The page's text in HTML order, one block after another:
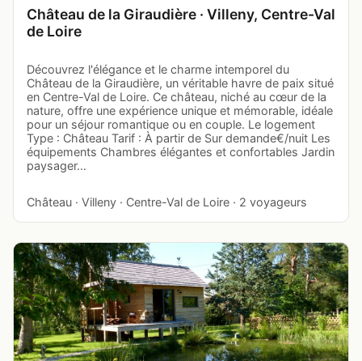
Château de la Giraudière · Villeny, Centre-Val
de Loire
Découvrez l'élégance et le charme intemporel du
Château de la Giraudière, un véritable havre de paix situé
en Centre-Val de Loire. Ce château, niché au cœur de la
nature, offre une expérience unique et mémorable, idéale
pour un séjour romantique ou en couple. Le logement
Type : Château Tarif : À partir de Sur demande€/nuit Les
équipements Chambres élégantes et confortables Jardin
paysager…
Château · Villeny · Centre-Val de Loire · 2 voyageurs